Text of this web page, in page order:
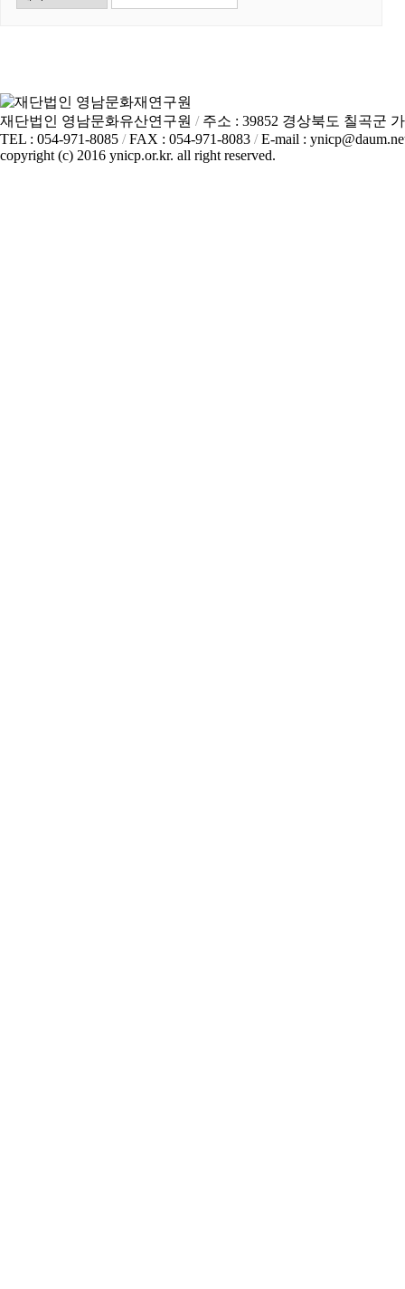
재단법인 영남문화유산연구원 /주소 : 39852 경상북도 칠곡군
TEL : 054-971-8085 /FAX : 054-971-8083 /E-mail :
copyright (c) 2016 ynicp.or.kr. all right reserved.